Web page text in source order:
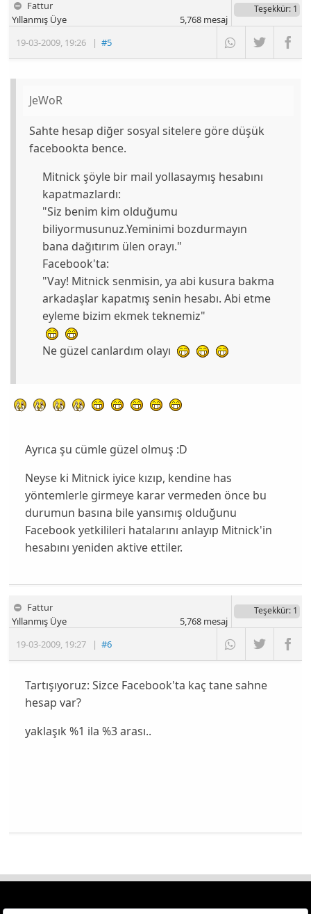
Fattur
19-03-2009, 19:26 |#5
Yıllanmış Üye
Teşekkür: 1
5,768mesaj
JeWoR
Sahte hesap diğer sosyal sitelere göre düşük
facebookta bence.
Mitnick şöyle bir mail yollasaymış hesabını
kapatmazlardı:
"Siz benim kim olduğumu
biliyormusunuz.Yeminimi bozdurmayın
bana dağıtırım ülen orayı."
Facebook'ta:
"Vay! Mitnick senmisin, ya abi kusura bakma
arkadaşlar kapatmış senin hesabı. Abi etme
eyleme bizim ekmek teknemiz"
Ne güzel canlardım olayı
Ayrıca şu cümle güzel olmuş :D
Neyse ki Mitnick iyice kızıp, kendine has
yöntemlerle girmeye karar vermeden önce bu
durumun basına bile yansımış olduğunu
Facebook yetkilileri hatalarını anlayıp Mitnick'in
hesabını yeniden aktive ettiler.
Fattur
19-03-2009, 19:27 |#6
Yıllanmış Üye
Teşekkür: 1
5,768mesaj
Tartışıyoruz: Sizce Facebook'ta kaç tane sahne
hesap var?
yaklaşık %1 ila %3 arası..